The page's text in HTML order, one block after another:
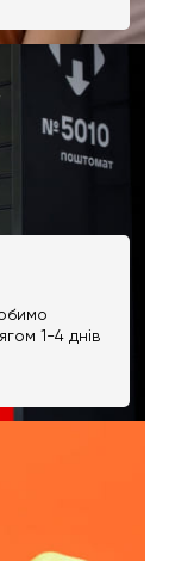
1-4 днів